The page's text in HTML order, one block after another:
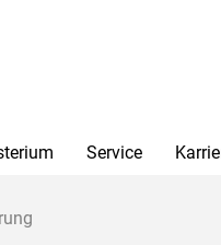
Service